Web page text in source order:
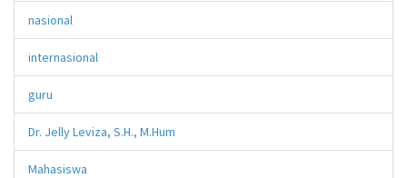
nasional
internasional
guru
Dr. Jelly Leviza, S.H., M.Hum
Mahasiswa